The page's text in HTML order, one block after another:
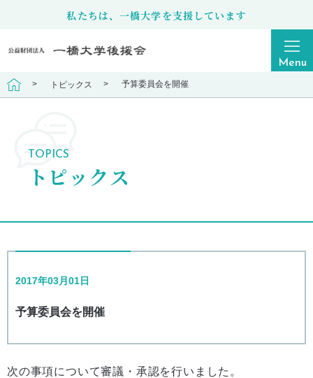
私たちは、一橋大学を支援しています
後援会の概要
情報公開
ご寄附
Menu
トピックス 予算委員会を開催
TOPICS
トピックス
2017年03月01日
予算委員会を開催
次の事項について審議・承認を行いました。